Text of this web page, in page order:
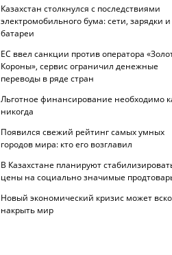
Казахстан столкнулся с последствиями
электромобильного бума: сети, зарядки и
батареи
ЕС ввел санкции против оператора
Короны», сервис ограничил денежные
переводы в ряде стран
Льготное финансирование необходимо
никогда
Появился свежий рейтинг самых умных
городов мира: кто его возглавил
В Казахстане планируют
цены на социально значимые
Новый экономический кризис может
накрыть мир